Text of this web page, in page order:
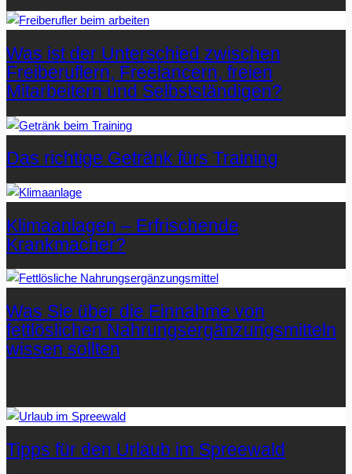
Was ist der Unterschied zwischen
Freiberuflern, Freelancern, freien
Mitarbeitern und Selbstständigen?
Das richtige Getränk fürs Training
Klimaanlagen – Erfrischende
Krankmacher?
Was Sie über die Einnahme von
fettlöslichen Nahrungsergänzungsmitteln
wissen sollten
Tipps für den Urlaub im Spreewald